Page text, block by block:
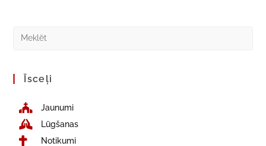
Īsceļi
Jaunumi
Lūgšanas
Notikumi